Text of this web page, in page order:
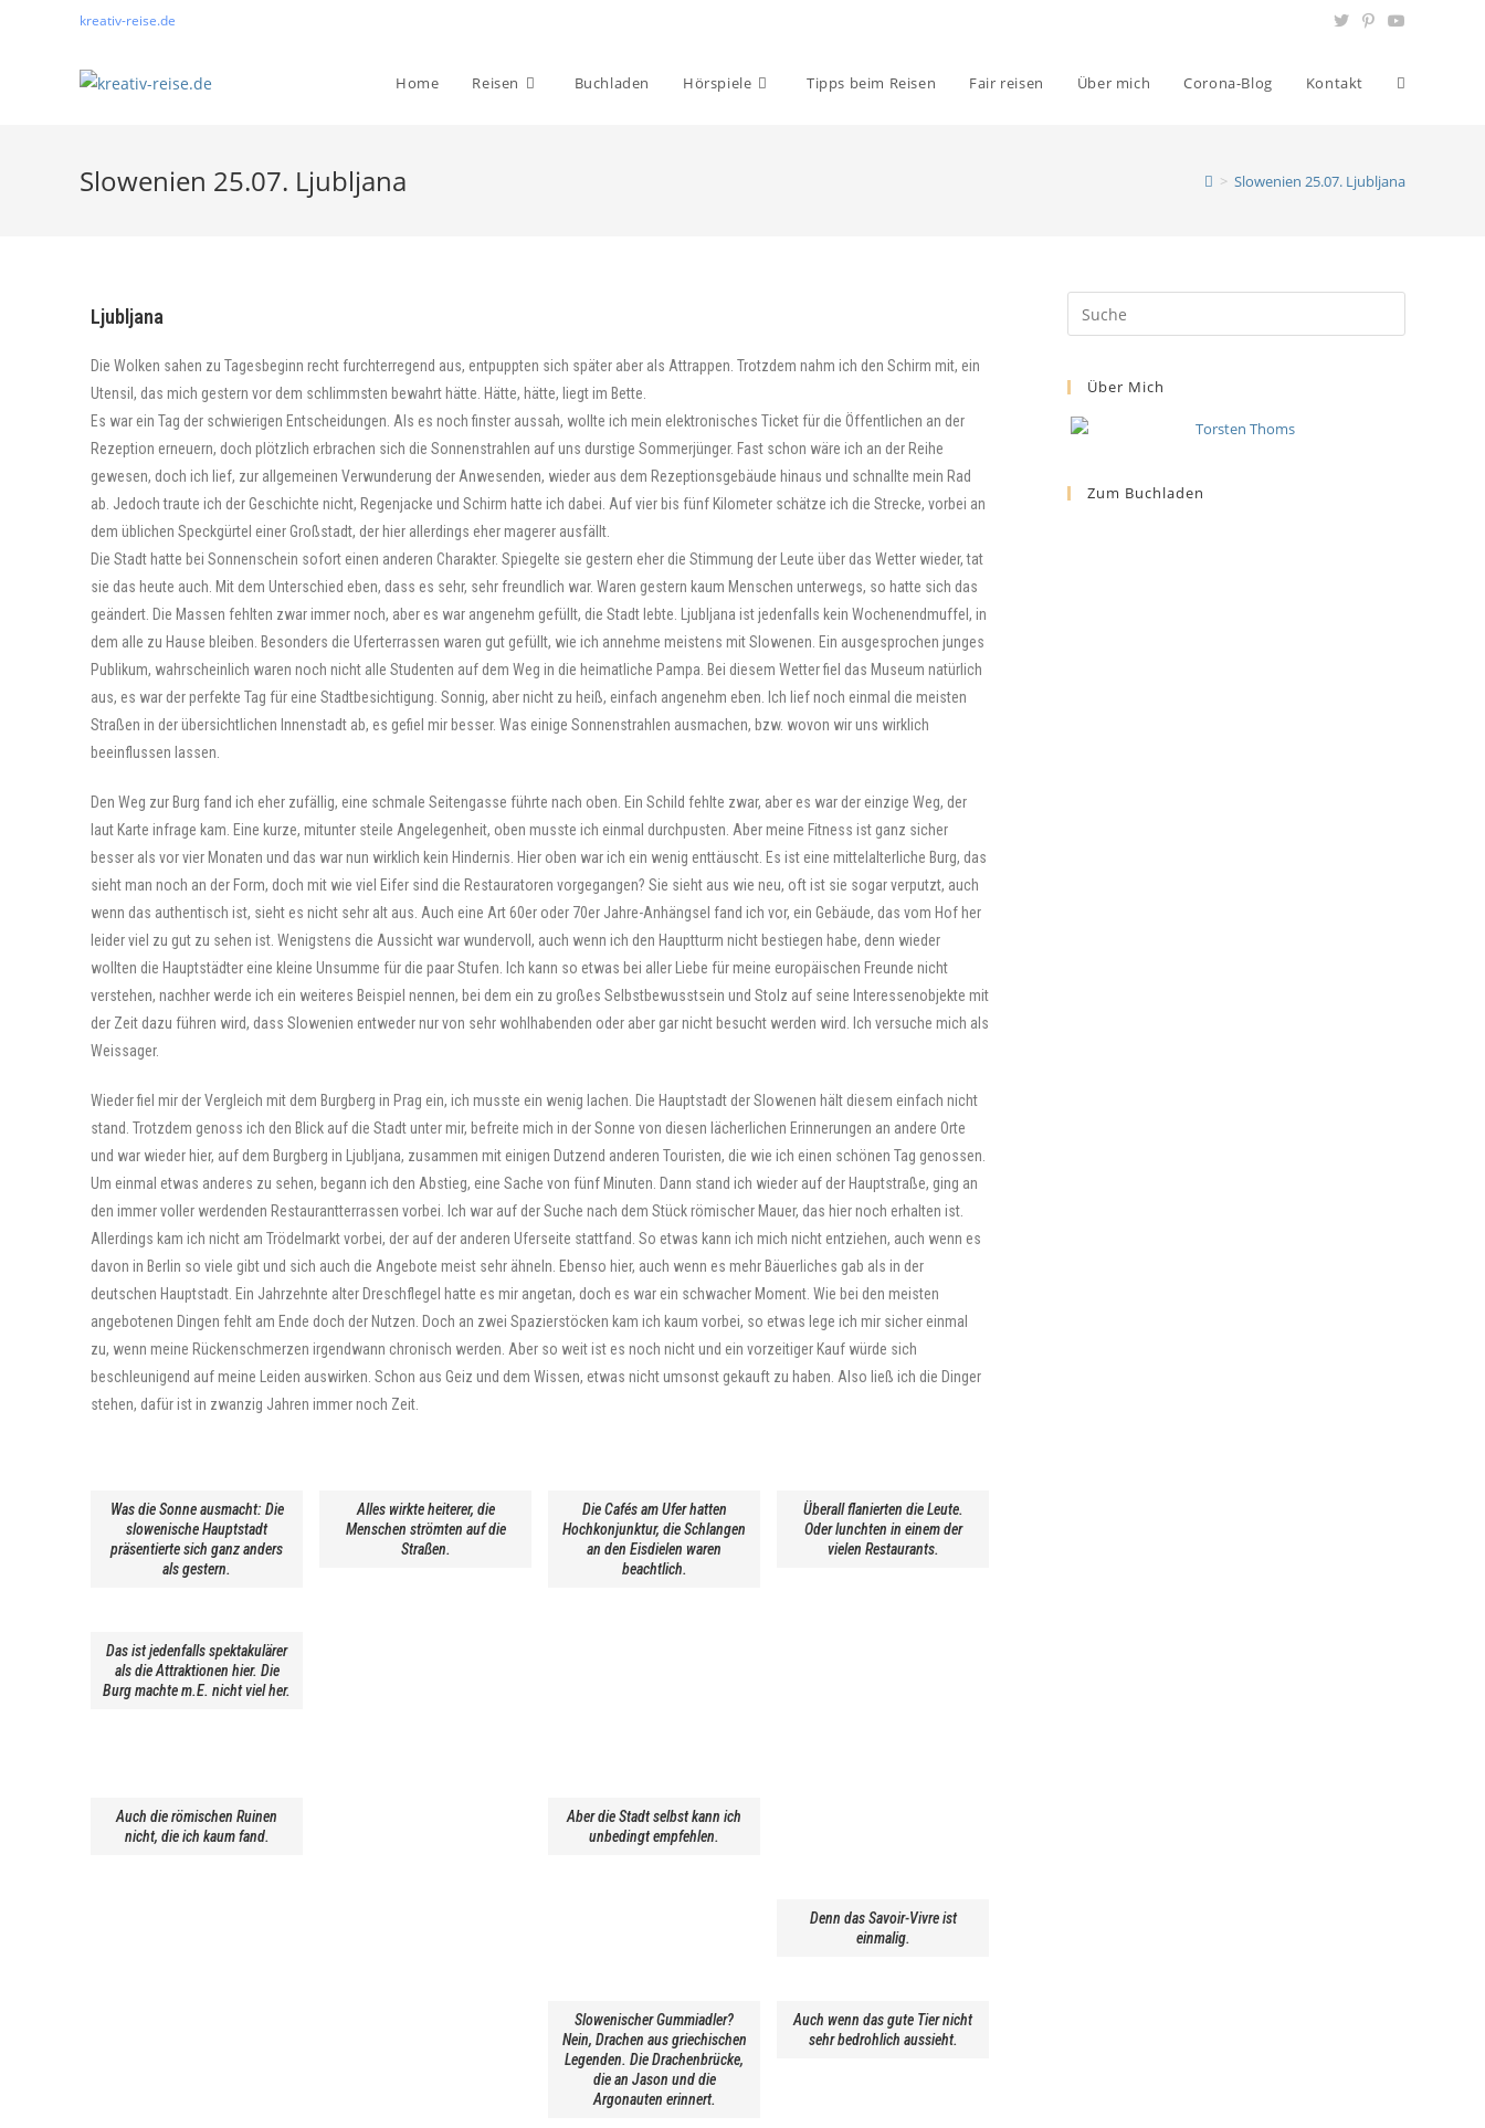
kreativ-reise.de
Home Reisen Buchladen Hörspiele Tipps beim Reisen Fair reisen Über mich Corona-Blog Kontakt
Slowenien 25.07. Ljubljana > Slowenien 25.07. Ljubljana
Ljubljana
Die Wolken sahen zu Tagesbeginn recht furchterregend aus, entpuppten sich später aber als Attrappen. Trotzdem nahm ich den Schirm mit, ein
Utensil, das mich gestern vor dem schlimmsten bewahrt hätte. Hätte, hätte, liegt im Bette.
Es war ein Tag der schwierigen Entscheidungen. Als es noch finster aussah, wollte ich mein elektronisches Ticket für die Öffentlichen an der
Rezeption erneuern, doch plötzlich erbrachen sich die Sonnenstrahlen auf uns durstige Sommerjünger. Fast schon wäre ich an der Reihe
gewesen, doch ich lief, zur allgemeinen Verwunderung der Anwesenden, wieder aus dem Rezeptionsgebäude hinaus und schnallte mein Rad
ab. Jedoch traute ich der Geschichte nicht, Regenjacke und Schirm hatte ich dabei. Auf vier bis fünf Kilometer schätze ich die Strecke, vorbei an
dem üblichen Speckgürtel einer Großstadt, der hier allerdings eher magerer ausfällt.
Die Stadt hatte bei Sonnenschein sofort einen anderen Charakter. Spiegelte sie gestern eher die Stimmung der Leute über das Wetter wieder, tat
sie das heute auch. Mit dem Unterschied eben, dass es sehr, sehr freundlich war. Waren gestern kaum Menschen unterwegs, so hatte sich das
geändert. Die Massen fehlten zwar immer noch, aber es war angenehm gefüllt, die Stadt lebte. Ljubljana ist jedenfalls kein Wochenendmuffel, in
dem alle zu Hause bleiben. Besonders die Uferterrassen waren gut gefüllt, wie ich annehme meistens mit Slowenen. Ein ausgesprochen junges
Publikum, wahrscheinlich waren noch nicht alle Studenten auf dem Weg in die heimatliche Pampa. Bei diesem Wetter fiel das Museum natürlich
aus, es war der perfekte Tag für eine Stadtbesichtigung. Sonnig, aber nicht zu heiß, einfach angenehm eben. Ich lief noch einmal die meisten
Straßen in der übersichtlichen Innenstadt ab, es gefiel mir besser. Was einige Sonnenstrahlen ausmachen, bzw. wovon wir uns wirklich
beeinflussen lassen.
Den Weg zur Burg fand ich eher zufällig, eine schmale Seitengasse führte nach oben. Ein Schild fehlte zwar, aber es war der einzige Weg, der
laut Karte infrage kam. Eine kurze, mitunter steile Angelegenheit, oben musste ich einmal durchpusten. Aber meine Fitness ist ganz sicher
besser als vor vier Monaten und das war nun wirklich kein Hindernis. Hier oben war ich ein wenig enttäuscht. Es ist eine mittelalterliche Burg, das
sieht man noch an der Form, doch mit wie viel Eifer sind die Restauratoren vorgegangen? Sie sieht aus wie neu, oft ist sie sogar verputzt, auch
wenn das authentisch ist, sieht es nicht sehr alt aus. Auch eine Art 60er oder 70er Jahre-Anhängsel fand ich vor, ein Gebäude, das vom Hof her
leider viel zu gut zu sehen ist. Wenigstens die Aussicht war wundervoll, auch wenn ich den Hauptturm nicht bestiegen habe, denn wieder
wollten die Hauptstädter eine kleine Unsumme für die paar Stufen. Ich kann so etwas bei aller Liebe für meine europäischen Freunde nicht
verstehen, nachher werde ich ein weiteres Beispiel nennen, bei dem ein zu großes Selbstbewusstsein und Stolz auf seine Interessenobjekte mit
der Zeit dazu führen wird, dass Slowenien entweder nur von sehr wohlhabenden oder aber gar nicht besucht werden wird. Ich versuche mich als
Weissager.
Wieder fiel mir der Vergleich mit dem Burgberg in Prag ein, ich musste ein wenig lachen. Die Hauptstadt der Slowenen hält diesem einfach nicht
stand. Trotzdem genoss ich den Blick auf die Stadt unter mir, befreite mich in der Sonne von diesen lächerlichen Erinnerungen an andere Orte
und war wieder hier, auf dem Burgberg in Ljubljana, zusammen mit einigen Dutzend anderen Touristen, die wie ich einen schönen Tag genossen.
Um einmal etwas anderes zu sehen, begann ich den Abstieg, eine Sache von fünf Minuten. Dann stand ich wieder auf der Hauptstraße, ging an
den immer voller werdenden Restaurantterrassen vorbei. Ich war auf der Suche nach dem Stück römischer Mauer, das hier noch erhalten ist.
Allerdings kam ich nicht am Trödelmarkt vorbei, der auf der anderen Uferseite stattfand. So etwas kann ich mich nicht entziehen, auch wenn es
davon in Berlin so viele gibt und sich auch die Angebote meist sehr ähneln. Ebenso hier, auch wenn es mehr Bäuerliches gab als in der
deutschen Hauptstadt. Ein Jahrzehnte alter Dreschflegel hatte es mir angetan, doch es war ein schwacher Moment. Wie bei den meisten
angebotenen Dingen fehlt am Ende doch der Nutzen. Doch an zwei Spazierstöcken kam ich kaum vorbei, so etwas lege ich mir sicher einmal
zu, wenn meine Rückenschmerzen irgendwann chronisch werden. Aber so weit ist es noch nicht und ein vorzeitiger Kauf würde sich
beschleunigend auf meine Leiden auswirken. Schon aus Geiz und dem Wissen, etwas nicht umsonst gekauft zu haben. Also ließ ich die Dinger
stehen, dafür ist in zwanzig Jahren immer noch Zeit.
Was die Sonne ausmacht: Die
slowenische Hauptstadt
präsentierte sich ganz anders
als gestern.
Alles wirkte heiterer, die
Menschen strömten auf die
Straßen.
Die Cafés am Ufer hatten
Hochkonjunktur, die Schlangen
an den Eisdielen waren
beachtlich.
Überall flanierten die Leute.
Oder lunchten in einem der
vielen Restaurants.
Das ist jedenfalls spektakulärer
als die Attraktionen hier. Die
Burg machte m.E. nicht viel her.
Auch die römischen Ruinen
nicht, die ich kaum fand.
Aber die Stadt selbst kann ich
unbedingt empfehlen.
Denn das Savoir-Vivre ist
einmalig.
Slowenischer Gummiadler?
Nein, Drachen aus griechischen
Legenden. Die Drachenbrücke,
die an Jason und die
Argonauten erinnert.
Auch wenn das gute Tier nicht
sehr bedrohlich aussieht.
Über Mich
Zum Buchladen